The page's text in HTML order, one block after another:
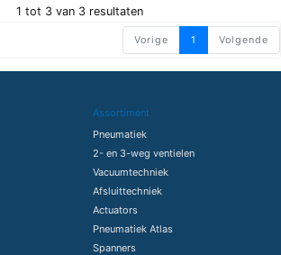
1 tot 3 van 3 resultaten
Vorige 1 Volgende
Assortiment
Pneumatiek
2- en 3-weg ventielen
Vacuumtechniek
Afsluittechniek
Actuators
Pneumatiek Atlas
Spanners